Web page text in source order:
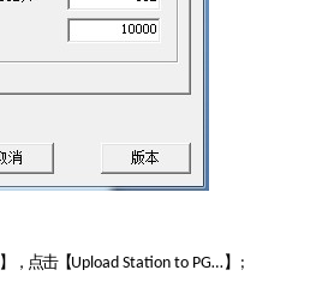
】，点击【Upload Station to PG… 】 ;